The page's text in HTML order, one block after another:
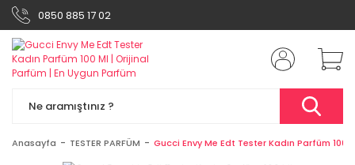
0850 885 17 02
Anasayfa TESTER PARFÜM Gucci Envy Me Edt Tester Kadın Parfüm 100